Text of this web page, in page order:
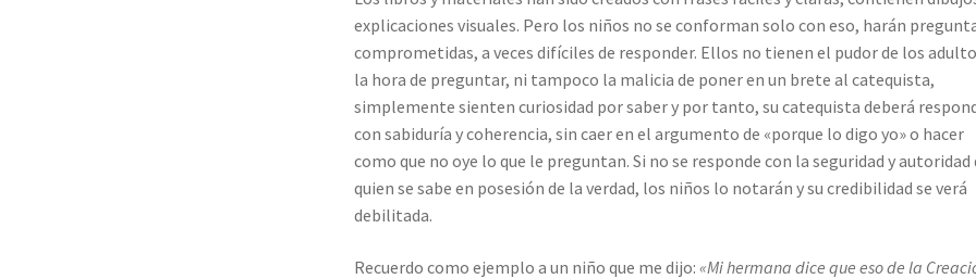
explicaciones visuales. Pero los niños no se conforman solo con eso, harán
comprometidas, a veces difíciles de responder. Ellos no tienen el pudor de los
la hora de preguntar, ni tampoco la malicia de poner en un brete al catequista,
simplemente sienten curiosidad por saber y por tanto, su catequista deberá
con sabiduría y coherencia, sin caer en el argumento de «porque lo digo yo» o hacer
como que no oye lo que le preguntan. Si no se responde con la seguridad y autoridad
quien se sabe en posesión de la verdad, los niños lo notarán y su credibilidad se verá
debilitada.
Recuerdo como ejemplo a un niño que me dijo:«Mi hermana dice que eso de la